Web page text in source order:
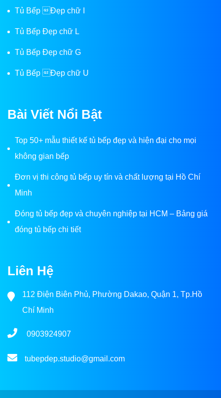
Tủ Bếp Đẹp chữ I
Tủ Bếp Đẹp chữ L
Tủ Bếp Đẹp chữ G
Tủ Bếp Đẹp chữ U
Bài Viết Nổi Bật
Top 50+ mẫu thiết kế tủ bếp đẹp và hiện đại cho mọi
không gian bếp
Đơn vị thi công tủ bếp uy tín và chất lượng tại Hồ Chí
Minh
Đóng tủ bếp đẹp và chuyên nghiệp tại HCM – Bảng giá
đóng tủ bếp chi tiết
Liên Hệ
112 Điện Biên Phủ, Phường Dakao, Quận 1, Tp.Hồ
Chí Minh
0903924907
tubepdep.studio@gmail.com